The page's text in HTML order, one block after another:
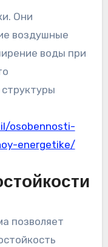
Они
воздушные
воды при
osobennosti-
energetike/
позволяет